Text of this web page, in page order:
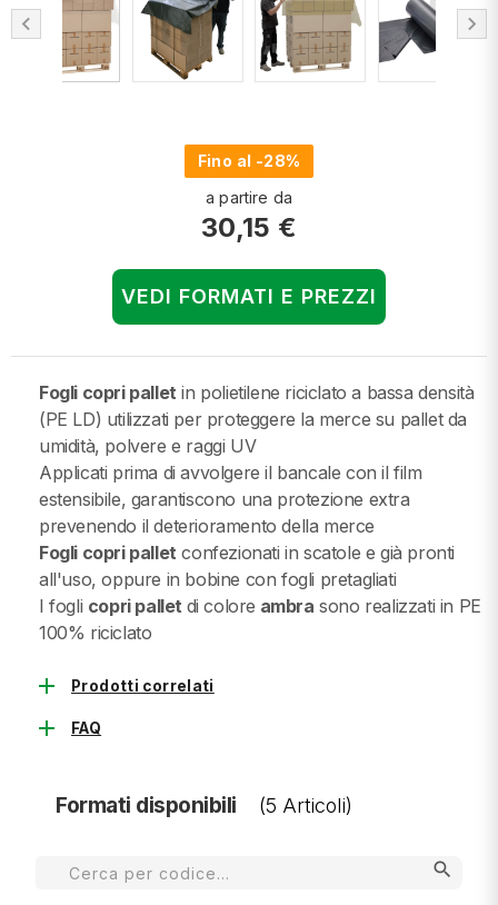
chevron_left chevron_right
Fino al -28%
a partire da
30,15 €
VEDI FORMATI E PREZZI
Fogli copri pallet in polietilene riciclato a bassa densità
(PE LD) utilizzati per proteggere la merce su pallet da
umidità, polvere e raggi UV
Applicati prima di avvolgere il bancale con il film
estensibile, garantiscono una protezione extra
prevenendo il deterioramento della merce
Fogli copri pallet confezionati in scatole e già pronti
all'uso, oppure in bobine con fogli pretagliati
I fogli copri pallet di colore ambra sono realizzati in PE
100% riciclato
add Prodotti correlati
add FAQ
Formati disponibili (5 Articoli)
search